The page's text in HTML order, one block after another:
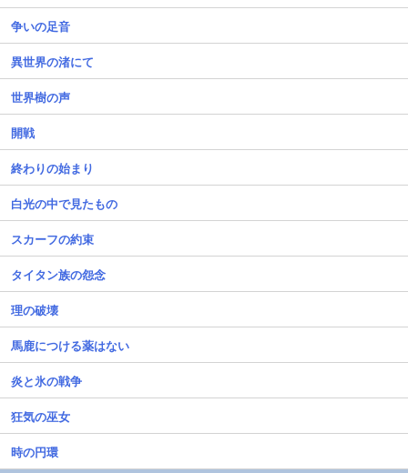
争いの足音
異世界の渚にて
世界樹の声
開戦
終わりの始まり
白光の中で見たもの
スカーフの約束
タイタン族の怨念
理の破壊
馬鹿につける薬はない
炎と氷の戦争
狂気の巫女
時の円環